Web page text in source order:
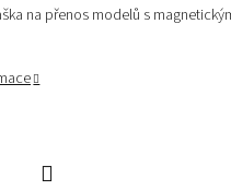
na přenos modelů s